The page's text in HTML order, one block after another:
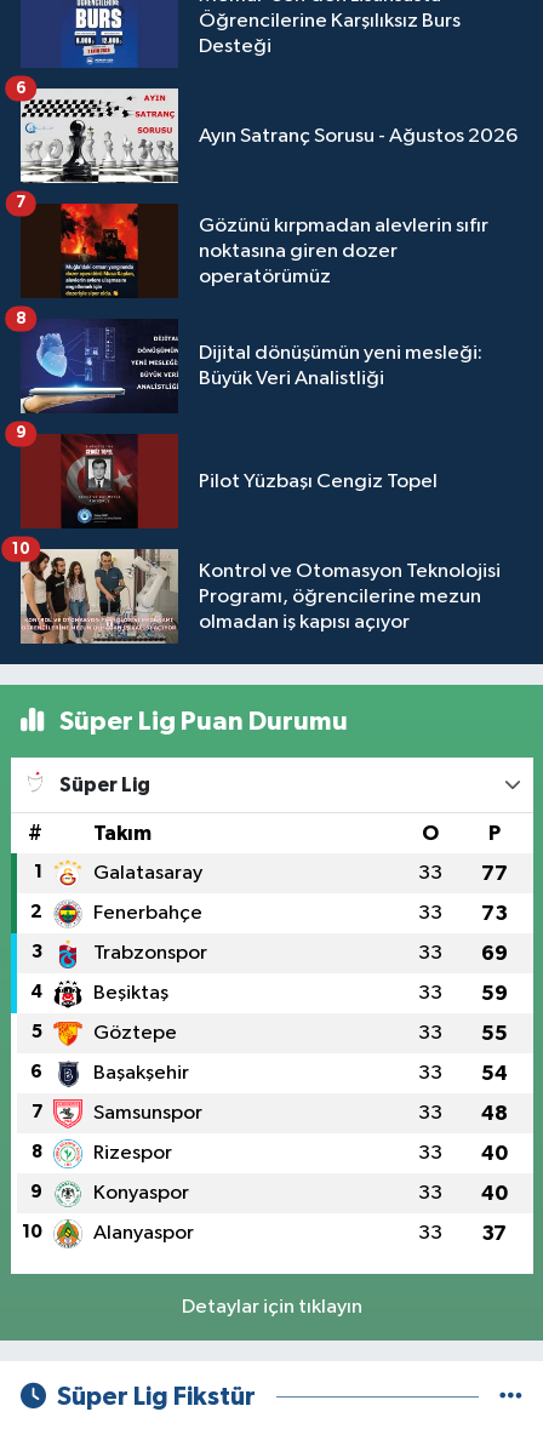
Öğrencilerine Karşılıksız Burs
Desteği
Ayın Satranç Sorusu - Ağustos 2026
6
Gözünü kırpmadan alevlerin sıfır
noktasına giren dozer
operatörümüz
7
Dijital dönüşümün yeni mesleği:
Büyük Veri Analistliği
8
Pilot Yüzbaşı Cengiz Topel
9
Kontrol ve Otomasyon Teknolojisi
Programı, öğrencilerine mezun
olmadan iş kapısı açıyor
10
Süper Lig Puan Durumu
Süper Lig
# Takım O P
1 Galatasaray 33 77
2 Fenerbahçe 33 73
3 Trabzonspor 33 69
4 Beşiktaş 33 59
5 Göztepe 33 55
6 Başakşehir 33 54
7 Samsunspor 33 48
8 Rizespor 33 40
9 Konyaspor 33 40
10 Alanyaspor 33 37
Detaylar için tıklayın
Süper Lig Fikstür